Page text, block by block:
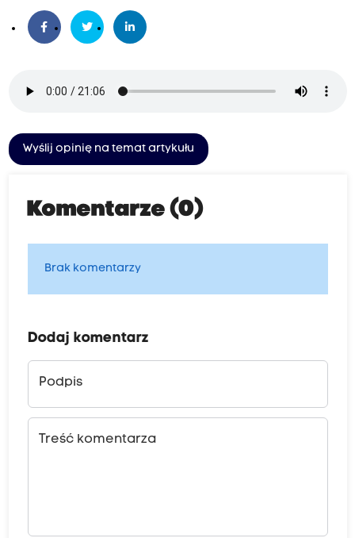
Wyślij opinię na temat artykułu
Komentarze (0)
Brak komentarzy
Dodaj komentarz
Podpis
Treść komentarza